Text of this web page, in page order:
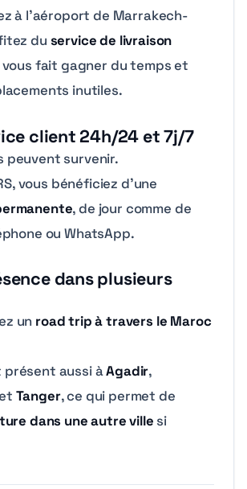
à l’aéroport de Marrakech-
du service de livraison
vous fait gagner du temps et
inutiles.
client 24h/24 et 7j/7
peuvent survenir.
vous bénéficiez d’une
, de jour comme de
ou WhatsApp.
dans plusieurs
un road trip à travers le Maroc
présent aussi àAgadir,
et Tanger, ce qui permet de
dans une autre ville si